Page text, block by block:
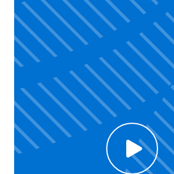
Click to enable Youtube cookies